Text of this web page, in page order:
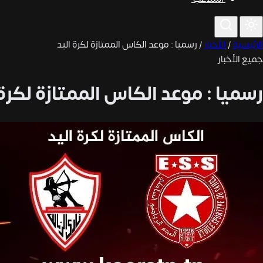
الرئيسية/الأخبار/رسميا : موعد الكاس الممتازة لكرة اليد
جميع الأخبار
رسميا : موعد الكاس الممتازة